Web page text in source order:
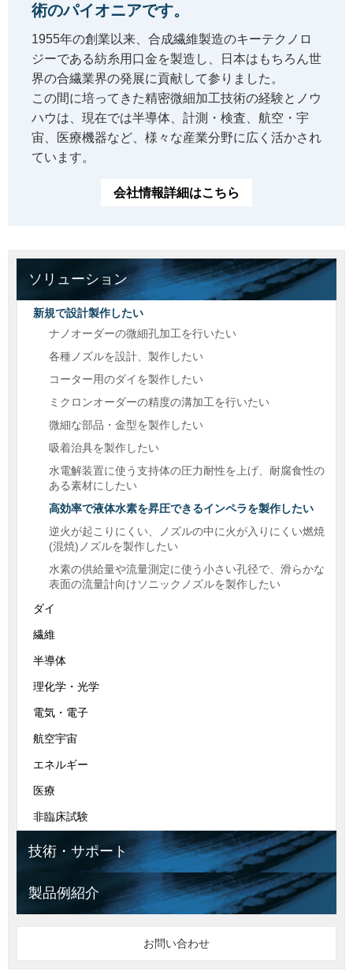
術のパイオニアです。
1955年の創業以来、合成繊維製造のキーテクノロ
ジーである紡糸用口金を製造し、日本はもちろん世
界の合繊業界の発展に貢献して参りました。
この間に培ってきた精密微細加工技術の経験とノウ
ハウは、現在では半導体、計測・検査、航空・宇
宙、医療機器など、様々な産業分野に広く活かされ
ています。
会社情報詳細はこちら
ソリューション
新規で設計製作したい
ナノオーダーの微細孔加工を行いたい
各種ノズルを設計、製作したい
コーター用のダイを製作したい
ミクロンオーダーの精度の溝加工を行いたい
微細な部品・金型を製作したい
吸着治具を製作したい
水電解装置に使う支持体の圧力耐性を上げ、耐腐食性の
ある素材にしたい
高効率で液体水素を昇圧できるインペラを製作したい
逆火が起こりにくい、ノズルの中に火が入りにくい燃焼
(混焼)ノズルを製作したい
水素の供給量や流量測定に使う小さい孔径で、滑らかな
表面の流量計向けソニックノズルを製作したい
ダイ
繊維
半導体
理化学・光学
電気・電子
航空宇宙
エネルギー
医療
非臨床試験
技術・サポート
製品例紹介
お問い合わせ